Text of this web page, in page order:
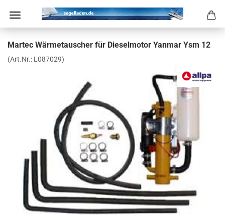
Mar­tec Wär­me­tau­scher für Die­sel­mo­tor Yan­mar Ysm 12
(Art.Nr.: L087029)